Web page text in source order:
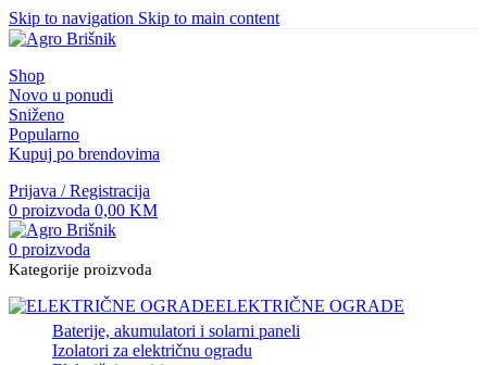
Skip to navigation Skip to main content
Shop
Novo u ponudi
Sniženo
Popularno
Kupuj po brendovima
Prijava / Registracija
0 proizvoda 0,00 KM
0 proizvoda
Kategorije proizvoda
ELEKTRIČNE OGRADE
Baterije, akumulatori i solarni paneli
Izolatori za električnu ogradu